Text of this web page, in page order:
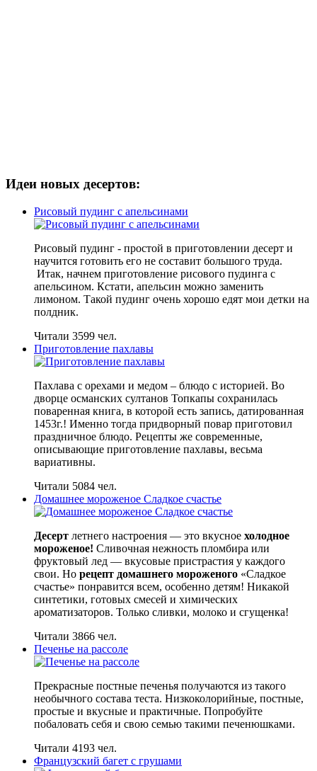
Идеи новых десертов:
Рисовый пудинг с апельсинами
Рисовый пудинг - простой в приготовлении десерт и
научится готовить его не составит большого труда.
Итак, начнем приготовление рисового пудинга с
апельсином. Кстати, апельсин можно заменить
лимоном. Такой пудинг очень хорошо едят мои детки на
полдник.
Читали 3599 чел.
Приготовление пахлавы
Пахлава с орехами и медом – блюдо с историей. Во
дворце османских султанов Топкапы сохранилась
поваренная книга, в которой есть запись, датированная
1453г.! Именно тогда придворный повар приготовил
праздничное блюдо. Рецепты же современные,
описывающие приготовление пахлавы, весьма
вариативны.
Читали 5084 чел.
Домашнее мороженое Сладкое счастье
Десерт летнего настроения — это вкусное холодное
мороженое! Сливочная нежность пломбира или
фруктовый лед — вкусовые пристрастия у каждого
свои. Но рецепт домашнего мороженого «Сладкое
счастье» понравится всем, особенно детям! Никакой
синтетики, готовых смесей и химических
ароматизаторов. Только сливки, молоко и сгущенка!
Читали 3866 чел.
Печенье на рассоле
Прекрасные постные печенья получаются из такого
необычного состава теста. Низкоколорийные, постные,
простые и вкусные и практичные. Попробуйте
побаловать себя и свою семью такими печенюшками.
Читали 4193 чел.
Французский багет с грушами